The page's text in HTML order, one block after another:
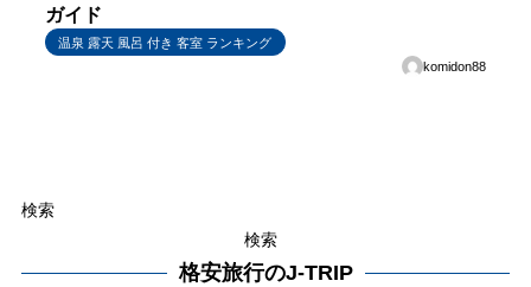
ガイド
温泉 露天 風呂 付き 客室 ランキング
komidon88
検索
検索
格安旅行のJ-TRIP